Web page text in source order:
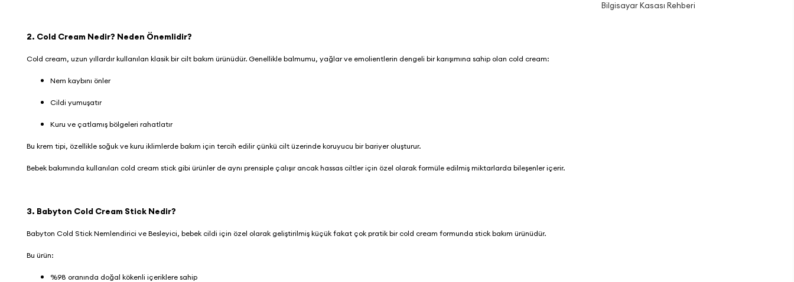
2. Cold Cream Nedir? Neden Önemlidir?
Cold cream, uzun yıllardır kullanılan klasik bir cilt bakım ürünüdür. Genellikle balmumu, yağlar ve emolientlerin dengeli bir karışımına sahip olan cold cream:
Nem kaybını önler
Cildi yumuşatır
Kuru ve çatlamış bölgeleri rahatlatır
Bu krem tipi, özellikle soğuk ve kuru iklimlerde bakım için tercih edilir çünkü cilt üzerinde koruyucu bir bariyer oluşturur.
Bebek bakımında kullanılan cold cream stick gibi ürünler de aynı prensiple çalışır ancak hassas ciltler için özel olarak formüle edilmiş miktarlarda bileşenler içerir.
3. Babyton Cold Cream Stick Nedir?
Babyton Cold Stick Nemlendirici ve Besleyici, bebek cildi için özel olarak geliştirilmiş küçük fakat çok pratik bir cold cream formunda stick bakım ürünüdür.
Bu ürün:
%98 oranında doğal kökenli içeriklere sahip
Bilgisayar Kasası Rehberi